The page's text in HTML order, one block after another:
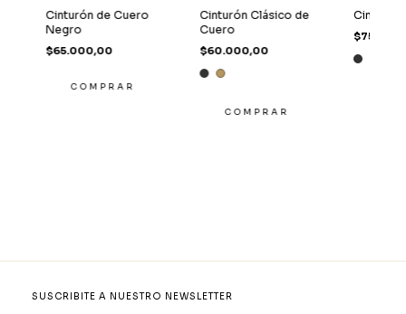
Cinturón de Cuero
Negro
$65.000,00
COMPRAR
Cinturón Clásico de
Cuero
$60.000,00
COMPRAR
Cinturón
SUSCRIBITE A NUESTRO NEWSLETTER